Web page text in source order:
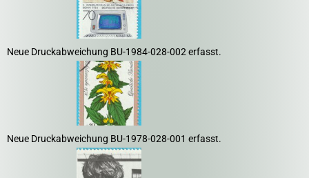
Neue Druckabweichung BU-1984-028-002 erfasst.
Neue Druckabweichung BU-1978-028-001 erfasst.